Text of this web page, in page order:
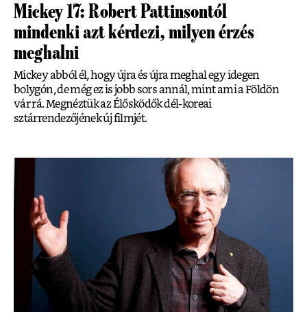
Mickey 17: Robert Pattinsontól
mindenki azt kérdezi, milyen érzés
meghalni
Mickey abból él, hogy újra és újra meghal egy idegen
bolygón, de még ez is jobb sors annál, mint ami a Földön
vár rá. Megnéztük az Élősködők dél-koreai
sztárrendezőjének új filmjét.